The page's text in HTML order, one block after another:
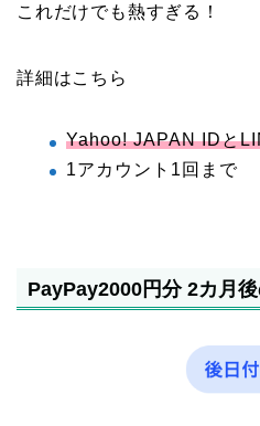
これだけでも熱すぎる！
詳細はこちら
Yahoo! JAPAN IDと
1アカウント1回まで
PayPay2000円分 2カ月